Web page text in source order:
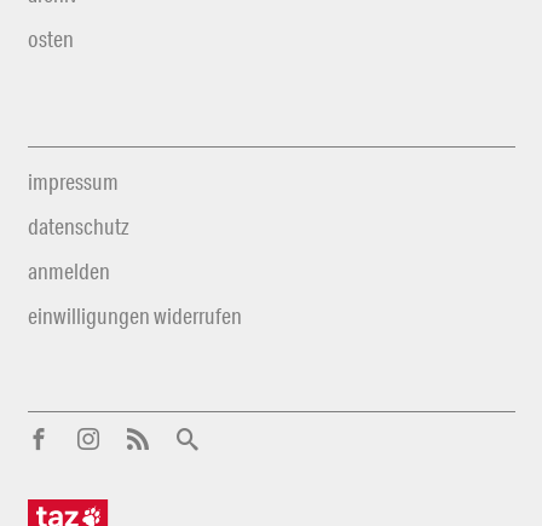
osten
impressum
datenschutz
anmelden
einwilligungen widerrufen